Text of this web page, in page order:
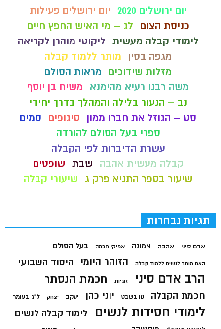
יום ירושלים 2020
יום ירושלים פעילות
כניסת הצום
לג – מי האיש החפץ חיים
לימודי קבלה מעשית ליקוטי מוהרן לקריאה
מגפה בסין
מותר ללמוד קבלה
מזלות שידוכים
מראות הסולם
משה רבנו רעיא מהימנא
משיח בן יוסף
נב – הנעור בלילה והמהלך בדרך יחידי
סט – הגוזל את חברו ממון
סיגופים
סמים
ספרי בעל הסולם להורדה
עשרת הדיברות לפי הקבלה
קבלה מעשית אהבה
שבת שופטים
שיעור בספר התניא פרק ג
שיעורי קבלה
תגיות נבחרות
אדם סיני אהבה אמונה אפיקי חכמה בעל הסולם
האם מותר לנשים ללמוד קבלה הזוהר היומי היסוד השבועי
הרב אדם סיני זוגיות חכמת הנסתר
חכמת הקבלה טו בשבט יוני כהן יעקב יצחק ל"ג בעומר
לימודי חסידות לנשים לימוד קבלה לנשים